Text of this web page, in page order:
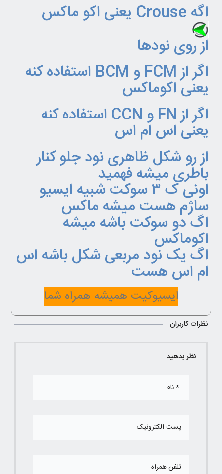
اگه Crouse یعنی اکو ماکس
از روی نودها
اگر از FCM و BCM استفاده کنه
یعنی اکوماکس
اگر از FN و CCN استفاده کنه
یعنی اس ام اس
از رو شکل ظاهری نود جلو کنار
باطری‌ میشه فهمید
اونی ک ۳ سوکت شبیه ایسیو
ساژم‌ هست میشه ماکس
اگ دو سوکت باشه میشه
اکوماکس
اگ یک نود مربعی شکل باشه اس
ام اس هست
ایسیوکیت همیشه همراه شما
نظرات کاربران
نظر بدهید